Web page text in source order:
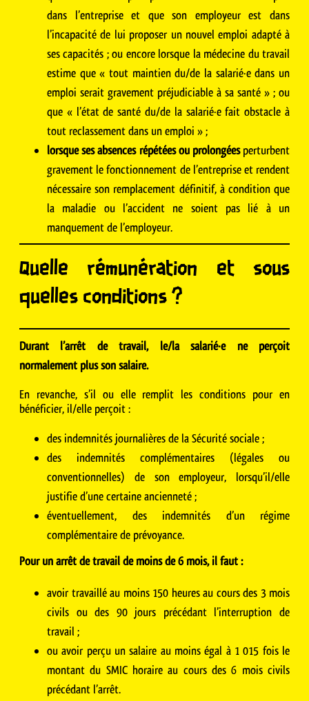
dans l’entreprise et que son employeur est dans
l’incapacité de lui proposer un nouvel emploi adapté à
ses capacités ; ou encore lorsque la médecine du travail
estime que « tout maintien du/de la salarié·e dans un
emploi serait gravement préjudiciable à sa santé » ; ou
que « l’état de santé du/de la salarié·e fait obstacle à
tout reclassement dans un emploi » ;
lorsque ses absences répétées ou prolongéesperturbent
gravement le fonctionnement de l’entreprise et rendent
nécessaire son remplacement définitif, à condition que
la maladie ou l’accident ne soient pas lié à un
manquement de l’employeur.
Quelle rémunération et sous
quelles conditions ?
Durant l’arrêt de travail, le/la salarié·e ne perçoit
normalement plus son salaire.
En revanche, s’il ou elle remplit les conditions pour en
bénéficier, il/elle perçoit :
des indemnités journalières de la Sécurité sociale ;
des indemnités complémentaires (légales ou
conventionnelles) de son employeur, lorsqu’il/elle
justifie d’une certaine ancienneté ;
éventuellement, des indemnités d’un régime
complémentaire de prévoyance.
Pour un arrêt de travail de moins de 6 mois, il faut :
avoir travaillé au moins 150 heures au cours des 3 mois
civils ou des 90 jours précédant l’interruption de
travail ;
ou avoir perçu un salaire au moins égal à 1 015 fois le
montant du SMIC horaire au cours des 6 mois civils
précédant l’arrêt.